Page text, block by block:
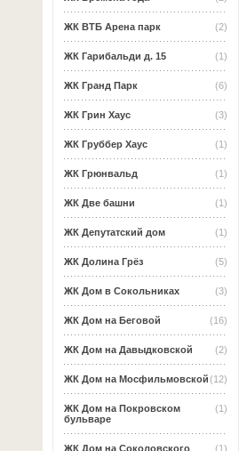
(2)
ЖК ВТБ Арена парк
(1)
ЖК Гарибальди д. 15
(6)
ЖК Гранд Парк
(3)
ЖК Грин Хаус
(1)
ЖК Груббер Хаус
(1)
ЖК Грюнвальд
(1)
ЖК Две башни
(1)
ЖК Депутатский дом
(5)
ЖК Долина Грёз
(3)
ЖК Дом в Сокольниках
(16)
ЖК Дом на Беговой
(2)
ЖК Дом на Давыдковской
(12)
ЖК Дом на Мосфильмовской
(1)
ЖК Дом на Покровском
бульваре
(1)
ЖК Дом на Соколовского